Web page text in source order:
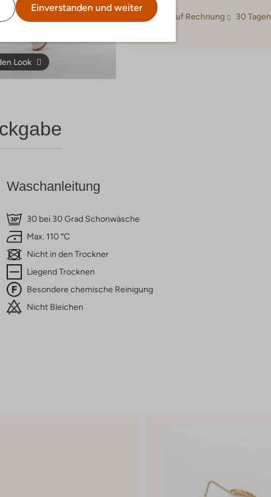
Einverstanden und weiter
Look
Kauf auf Rechnung 30 Tagen
Waschanleitung
30 bei 30 Grad Schonwäsche
Max. 110 °C
Nicht in den Trockner
Liegend Trocknen
Besondere chemische Reinigung
Nicht Bleichen